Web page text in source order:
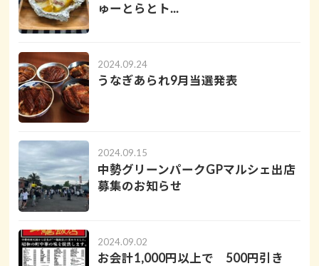
ゅーとらとト...
2024.09.24
うなぎあられ9月当選発表
2024.09.15
中勢グリーンパークGPマルシェ出店
募集のお知らせ
2024.09.02
お会計1,000円以上で 500円引き